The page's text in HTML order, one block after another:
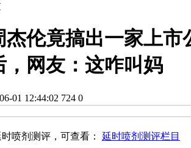
伦竟搞出一家上
，网友：这咋叫妈
01 12:44:02 724 0
喷剂测评，可查看： 延时喷剂测评栏目